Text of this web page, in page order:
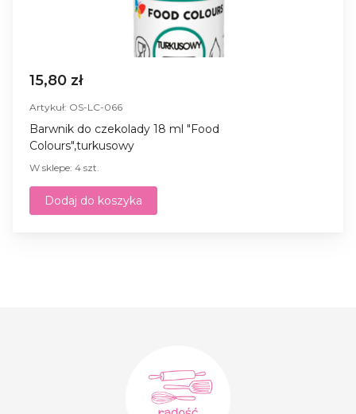
15,80 zł
Artykuł: OS-LC-066
Barwnik do czekolady 18 ml "Food
Colours",turkusowy
W sklepe: 4 szt.
Dodaj do koszyka